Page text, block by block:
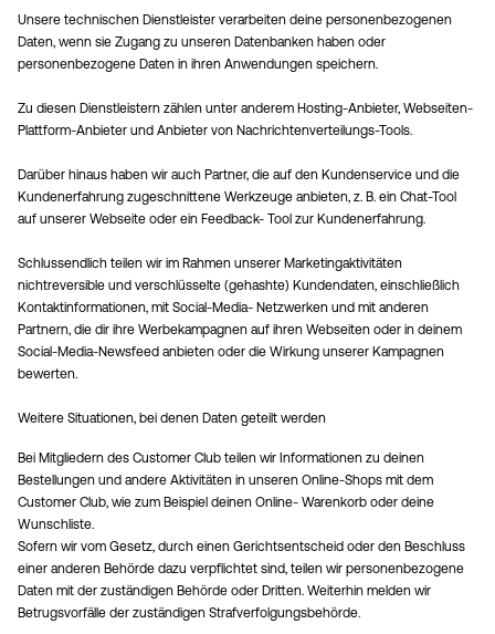
Unsere technischen Dienstleister verarbeiten deine personenbezogenen
Daten, wenn sie Zugang zu unseren Datenbanken haben oder
personenbezogene Daten in ihren Anwendungen speichern.
Zu diesen Dienstleistern zählen unter anderem Hosting-Anbieter, Webseiten-
Plattform-Anbieter und Anbieter von Nachrichtenverteilungs-Tools.
Darüber hinaus haben wir auch Partner, die auf den Kundenservice und die
Kundenerfahrung zugeschnittene Werkzeuge anbieten, z. B. ein Chat-Tool
auf unserer Webseite oder ein Feedback- Tool zur Kundenerfahrung.
Schlussendlich teilen wir im Rahmen unserer Marketingaktivitäten
nichtreversible und verschlüsselte (gehashte) Kundendaten, einschließlich
Kontaktinformationen, mit Social-Media- Netzwerken und mit anderen
Partnern, die dir ihre Werbekampagnen auf ihren Webseiten oder in deinem
Social-Media-Newsfeed anbieten oder die Wirkung unserer Kampagnen
bewerten.
Weitere Situationen, bei denen Daten geteilt werden
Bei Mitgliedern des Customer Club teilen wir Informationen zu deinen
Bestellungen und andere Aktivitäten in unseren Online-Shops mit dem
Customer Club, wie zum Beispiel deinen Online- Warenkorb oder deine
Wunschliste.
Sofern wir vom Gesetz, durch einen Gerichtsentscheid oder den Beschluss
einer anderen Behörde dazu verpflichtet sind, teilen wir personenbezogene
Daten mit der zuständigen Behörde oder Dritten. Weiterhin melden wir
Betrugsvorfälle der zuständigen Strafverfolgungsbehörde.